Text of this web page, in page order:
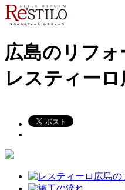
広島のリフ
レスティー